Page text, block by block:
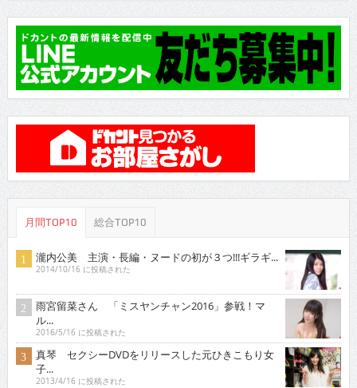
月間TOP10 総合TOP10
瀧内公美 主演・長編・ヌードの初が３つ!!!ギラギ...
2014/10/16 に投稿された
雨宮留菜さん 「ミスヤンチャン2016」参戦！マ
ル...
2016/5/16 に投稿された
真琴 セクシーDVDをリリースした元ひきこもり女
子...
2013/4/16 に投稿された